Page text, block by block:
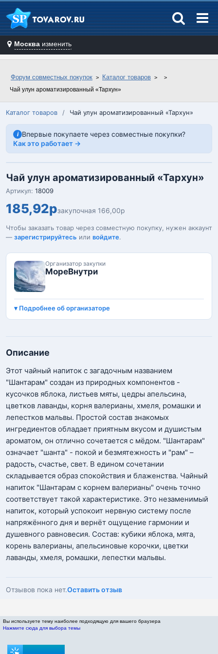
Москва изменить
Форум совместных покупок Каталог товаров
Чай улун ароматизированный «Тархун»
Каталог товаров / Чай улун ароматизированный «Тархун»
i Впервые покупаете через совместные покупки?
Как это работает →
Чай улун ароматизированный «Тархун»
Артикул: 18009
185,92рзакупочная 166,00р
Чтобы заказать товар через совместную покупку, нужен аккаунт
— зарегистрируйтесь или войдите.
Организатор закупки
МореВнутри
Подробнее об организаторе
Описание
Этот чайный напиток с загадочным названием
"Шантарам" создан из природных компонентов -
кусочков яблока, листьев мяты, цедры апельсина,
цветков лаванды, корня валерианы, хмеля, ромашки и
лепестков мальвы. Простой состав знакомых
ингредиентов обладает приятным вкусом и душистым
ароматом, он отлично сочетается с мёдом. "Шантарам"
означает "шанта" - покой и безмятежность и "рам" –
радость, счастье, свет. В едином сочетании
складывается образ спокойствия и блаженства. Чайный
напиток "Шантарам с корнем валерианы" очень точно
соответствует такой характеристике. Это незаменимый
напиток, который успокоит нервную систему после
напряжённого дня и вернёт ощущение гармонии и
душевного равновесия. Состав: кубики яблока, мята,
корень валерианы, апельсиновые корочки, цветки
лаванды, хмеля, ромашки, лепестки мальвы.
Отзывов пока нет.Оставить отзыв
Вы используете тему наиболее подходящую для вашего браузера
Нажмите сюда для выбора темы